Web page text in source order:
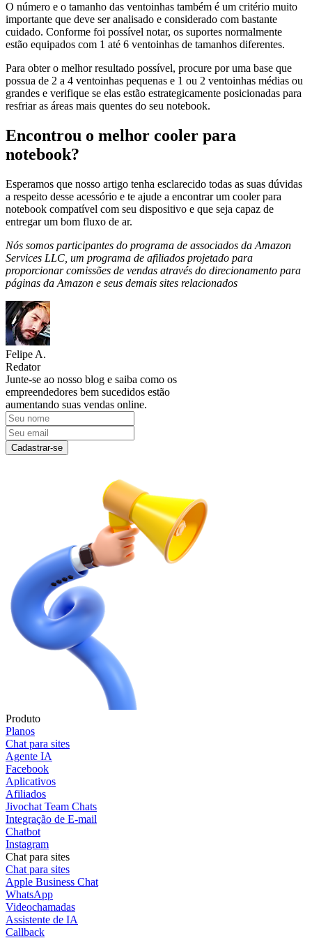
O número e o tamanho das ventoinhas também é um critério muito
importante que deve ser analisado e considerado com bastante
cuidado. Conforme foi possível notar, os suportes normalmente
estão equipados com 1 até 6 ventoinhas de tamanhos diferentes.
Para obter o melhor resultado possível, procure por uma base que
possua de 2 a 4 ventoinhas pequenas e 1 ou 2 ventoinhas médias ou
grandes e verifique se elas estão estrategicamente posicionadas para
resfriar as áreas mais quentes do seu notebook.
Encontrou o melhor cooler para
notebook?
Esperamos que nosso artigo tenha esclarecido todas as suas dúvidas
a respeito desse acessório e te ajude a encontrar um cooler para
notebook compatível com seu dispositivo e que seja capaz de
entregar um bom fluxo de ar.
Nós somos participantes do programa de associados da Amazon
Services LLC, um programa de afiliados projetado para
proporcionar comissões de vendas através do direcionamento para
páginas da Amazon e seus demais sites relacionados
Felipe A.
Redator
Junte-se ao nosso blog e saiba como os
empreendedores bem sucedidos estão
aumentando suas vendas online.
Cadastrar-se
Produto
Planos
Chat para sites
Agente IA
Facebook
Aplicativos
Afiliados
Jivochat Team Chats
Integração de E-mail
Chatbot
Instagram
Chat para sites
Chat para sites
Apple Business Chat
WhatsApp
Videochamadas
Assistente de IA
Callback